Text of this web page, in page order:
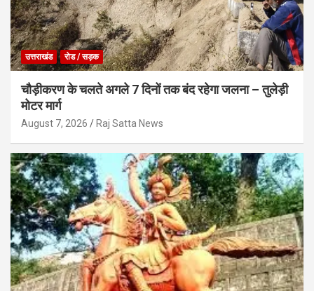
उत्तराखंड रोड / सड़क
चौड़ीकरण के चलते अगले 7 दिनों तक बंद रहेगा जलना – तुलेड़ी
मोटर मार्ग
August 7, 2026 Raj Satta News